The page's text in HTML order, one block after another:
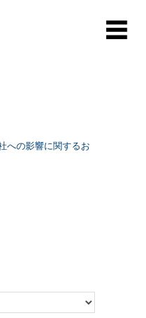
への影響に関するお